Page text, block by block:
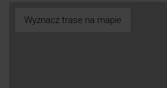
Wyznacz trase na mapie